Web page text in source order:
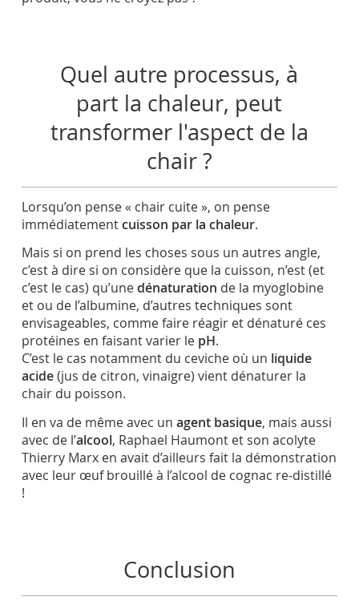
Quel autre processus, à
part la chaleur, peut
transformer l'aspect de la
chair ?
Lorsqu’on pense « chair cuite », on pense
immédiatementcuisson par la chaleur.
Mais si on prend les choses sous un autres angle,
c’est à dire si on considère que la cuisson, n’est (et
c’est le cas) qu’unedénaturation de la myoglobine
et ou de l’albumine, d’autres techniques sont
envisageables, comme faire réagir et dénaturé ces
protéines en faisant varier le pH.
C’est le cas notamment du ceviche où un liquide
acide(jus de citron, vinaigre) vient dénaturer la
chair du poisson.
Il en va de même avec un agent basique, mais aussi
avec de l’alcool, Raphael Haumont et son acolyte
Thierry Marx en avait d’ailleurs fait la démonstration
avec leur œuf brouillé à l’alcool de cognac re-distillé
!
Conclusion